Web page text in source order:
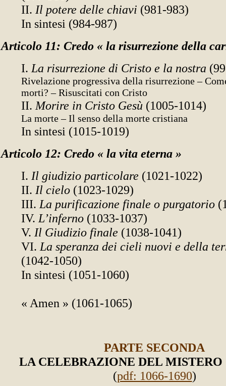
II. Il potere delle chiavi (981-983)
In sintesi (984-987)
Articolo 11: Credo « la risurrezione della
I. La risurrezione di Cristo e la nostra
Rivelazione progressiva della risurrezione –
morti? – Risuscitati con Cristo
II. Morire in Cristo Gesù (1005-1014)
La morte – Il senso della morte cristiana
In sintesi (1015-1019)
Articolo 12: Credo « la vita eterna »
I. Il giudizio particolare (1021-1022)
II. Il cielo (1023-1029)
III. La purificazione finale o purgatorio
IV. L’inferno (1033-1037)
V. Il Giudizio finale (1038-1041)
VI. La speranza dei cieli nuovi e della
(1042-1050)
In sintesi (1051-1060)
« Amen » (1061-1065)
PARTE SECONDA
LA CELEBRAZIONE DEL MISTERO
(pdf: 1066-1690)